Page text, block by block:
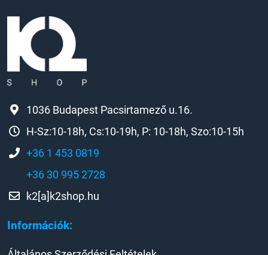
Információk:
1036 Budapest Pacsirtamező u.16.
H-Sz:10-18h, Cs:10-19h, P: 10-18h, Szo:10-15h
+36 1 453 0819
+36 30 995 2728
k2[a]k2shop.hu